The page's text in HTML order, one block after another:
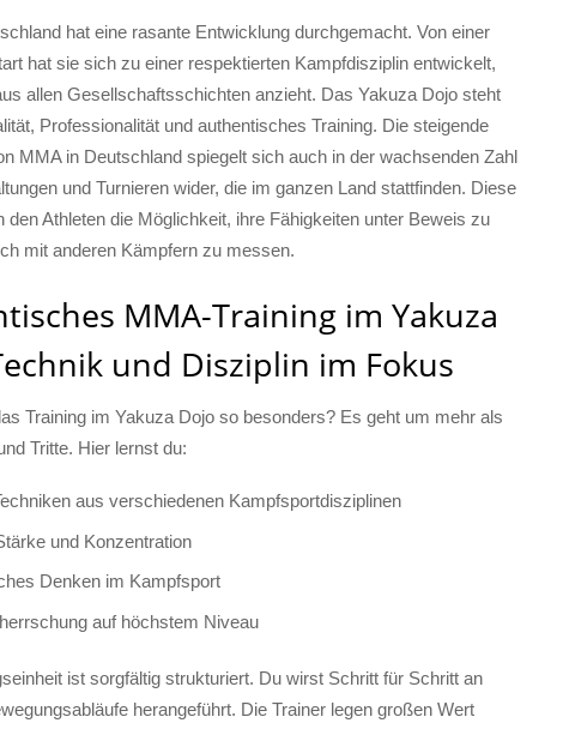
hat eine rasante Entwicklung durchgemacht. Von einer
hat sie sich zu einer respektierten Kampfdisziplin entwickelt,
allen Gesellschaftsschichten anzieht. Das Yakuza Dojo steht
Professionalität und authentisches Training. Die steigende
MMA in Deutschland spiegelt sich auch in der wachsenden Zahl
und Turnieren wider, die im ganzen Land stattfinden. Diese
den Athleten die Möglichkeit, ihre Fähigkeiten unter Beweis zu
mit anderen Kämpfern zu messen.
MMA-Training im Yakuza
und Disziplin im Fokus
Training im Yakuza Dojo so besonders? Es geht um mehr als
Tritte. Hier lernst du:
aus verschiedenen Kampfsportdisziplinen
und Konzentration
Denken im Kampfsport
auf höchstem Niveau
ist sorgfältig strukturiert. Du wirst Schritt für Schritt an
herangeführt. Die Trainer legen großen Wert